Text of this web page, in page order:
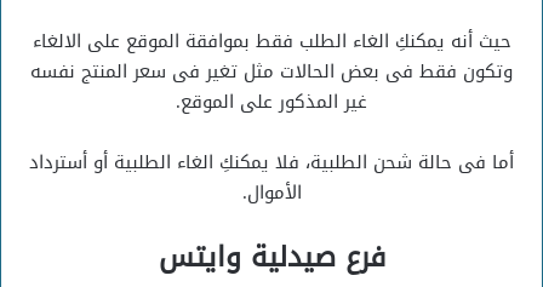
حيث أنه يمكنكِ الغاء الطلب فقط بموافقة الموقع على الالغاء
وتكون فقط فى بعض الحالات مثل تغير فى سعر المنتج نفسه
غير المذكور على الموقع.
أما فى حالة شحن الطلبية، فلا يمكنكِ الغاء الطلبية أو أسترداد
الأموال.
فرع صيدلية وايتس